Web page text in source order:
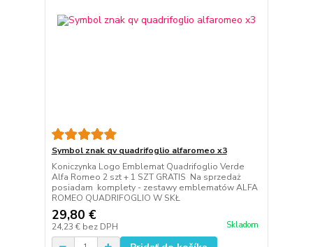
Symbol znak qv quadrifoglio alfaromeo x3
Koniczynka Logo Emblemat Quadrifoglio Verde
Alfa Romeo 2 szt + 1 SZT GRATIS Na sprzedaż
posiadam komplety - zestawy emblematów ALFA
ROMEO QUADRIFOGLIO W SKŁ
29,80 €
24,23 € bez DPH Skladom